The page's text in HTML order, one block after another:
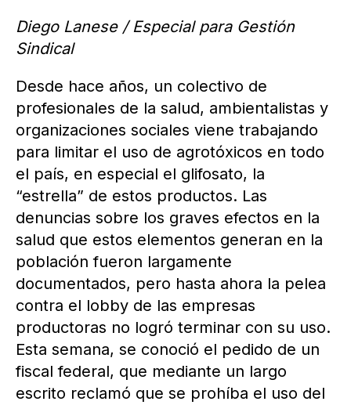
Diego Lanese / Especial para Gestión
Sindical
Desde hace años, un colectivo de
profesionales de la salud, ambientalistas y
organizaciones sociales viene trabajando
para limitar el uso de agrotóxicos en todo
el país, en especial el glifosato, la
“estrella” de estos productos. Las
denuncias sobre los graves efectos en la
salud que estos elementos generan en la
población fueron largamente
documentados, pero hasta ahora la pelea
contra el lobby de las empresas
productoras no logró terminar con su uso.
Esta semana, se conoció el pedido de un
fiscal federal, que mediante un largo
escrito reclamó que se prohíba el uso del